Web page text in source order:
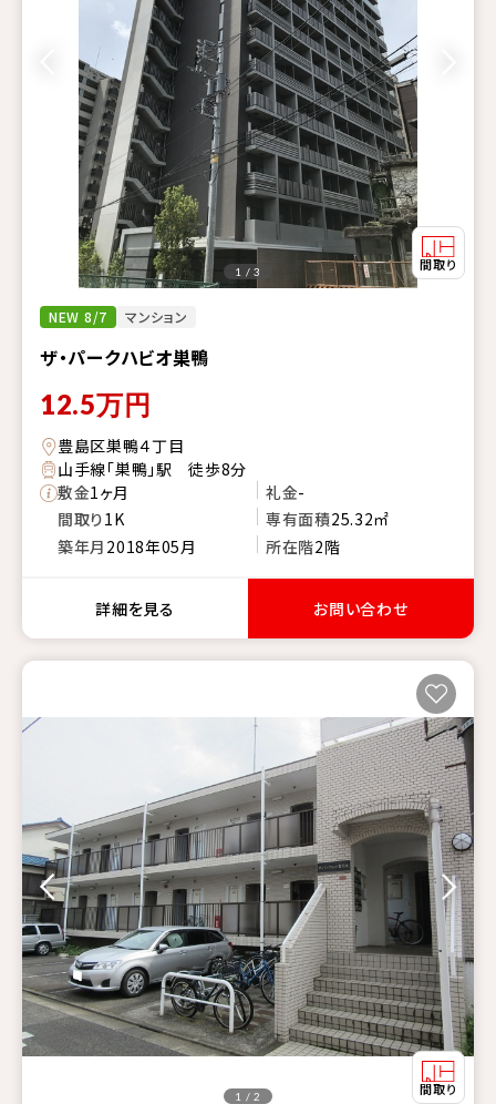
NEW 8/7 マンション
ザ・パークハビオ巣鴨
1 / 3
12.5万円
豊島区巣鴨４丁目
山手線「巣鴨」駅 徒歩8分
敷金1ヶ月 礼金-
間取り1K 専有面積25.32㎡
築年月 2018年05月 所在階2階
詳細を見る お問い合わせ
1 / 2